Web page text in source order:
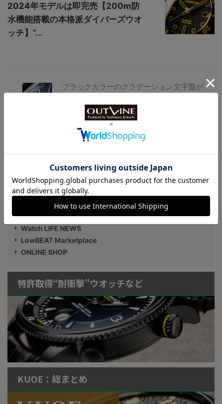
2024年モデルは即完売【200m防
水機能搭載の本格派ダイバーズウオ
ッチ】“...
ブラックカラーのグラデーション文字盤が
デル】雪平に新作
CT Line”ブラックチタンシリーズ新作
Watch LIFE NEWS
LowBEAT Marketplace
ONLINE SHOP
特許取得“耐衝撃”ウオッチなど
KUOE：総まとめ